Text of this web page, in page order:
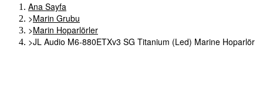
Ana Sayfa
>Marin Grubu
>Marin Hoparlörler
>JL Audio M6-880ETXv3 SG Titanium (Led) Marine Hoparlör